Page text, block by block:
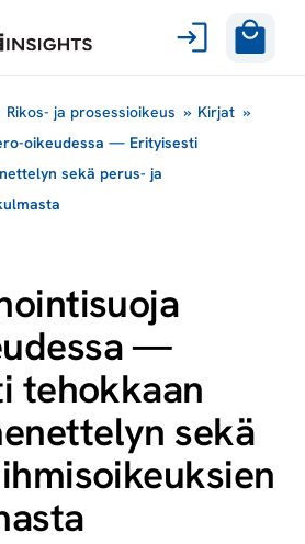
Rikos- ja prosessioikeus » Kirjat »
oikeudessa — Erityisesti
sekä perus- ja
—
tehokkaan
sekä